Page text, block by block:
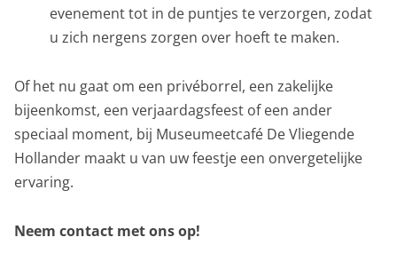
evenement tot in de puntjes te verzorgen, zodat
u zich nergens zorgen over hoeft te maken.
Of het nu gaat om een privéborrel, een zakelijke
bijeenkomst, een verjaardagsfeest of een ander
speciaal moment, bij Museumeetcafé De Vliegende
Hollander maakt u van uw feestje een onvergetelijke
ervaring.
Neem contact met ons op!